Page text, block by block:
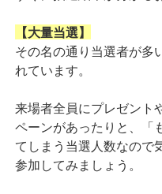
【大量当選】
その名の通り当選者が多
れています。
来場者全員にプレゼント
ペーンがあったりと、「
てしまう当選人数なので
参加してみましょう。